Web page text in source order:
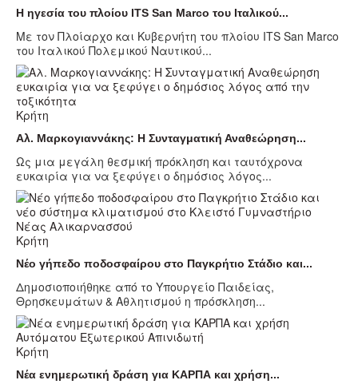
Η ηγεσία του πλοίου ITS San Marco του Ιταλικού...
Με τον Πλοίαρχο και Κυβερνήτη του πλοίου ITS San Marco
του Ιταλικού Πολεμικού Ναυτικού...
Κρήτη
Αλ. Μαρκογιαννάκης: Η Συνταγματική Αναθεώρηση...
Ως μια μεγάλη θεσμική πρόκληση και ταυτόχρονα
ευκαιρία για να ξεφύγει ο δημόσιος λόγος...
Κρήτη
Νέο γήπεδο ποδοσφαίρου στο Παγκρήτιο Στάδιο και...
Δημοσιοποιήθηκε από το Υπουργείο Παιδείας,
Θρησκευμάτων & Αθλητισμού η πρόσκληση...
Κρήτη
Νέα ενημερωτική δράση για ΚΑΡΠΑ και χρήση...